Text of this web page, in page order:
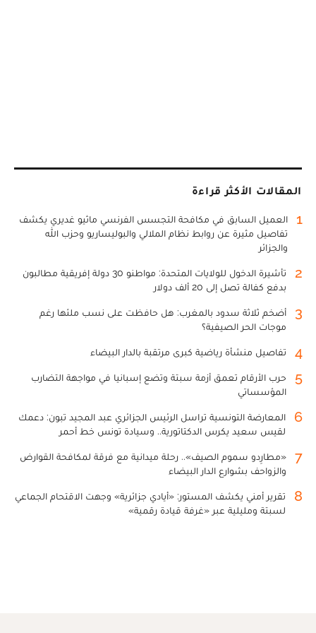
المقالات الأكثر قراءة
1
العميل السابق في مكافحة التجسس الفرنسي ماثيو غديري يكشف
تفاصيل مثيرة عن روابط نظام الملالي والبوليساريو وحزب الله
والجزائر
2
تأشيرة الدخول للولايات المتحدة: مواطنو 30 دولة إفريقية مطالبون
بدفع كفالة تصل إلى 20 ألف دولار
3
أضخم ثلاثة سدود بالمغرب: هل حافظت على نسب ملئها رغم
موجات الحر الصيفية؟
4 تفاصيل منشأة رياضية كبرى مرتقبة بالدار البيضاء
5
حرب الأرقام تعمق أزمة سبتة وتضع إسبانيا في مواجهة التضارب
المؤسساتي
6
المعارضة التونسية تراسل الرئيس الجزائري عبد المجيد تبون: دعمك
لقيس سعيد يكرس الدكتاتورية.. وسيادة تونس خط أحمر
7
«مطارِدو سموم الصيف».. رحلة ميدانية مع فرقة لمكافحة القوارض
والزواحف بشوارع الدار البيضاء
8
تقرير أمني يكشف المستور: «أيادي جزائرية» وجهت الاقتحام الجماعي
لسبتة ومليلية عبر «غرفة قيادة رقمية»